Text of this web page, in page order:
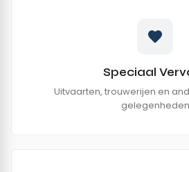
Speciaal
Uitvaarten, trouwerijen en
gelegenheden